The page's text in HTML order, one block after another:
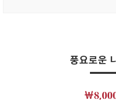
풍요로운
￦